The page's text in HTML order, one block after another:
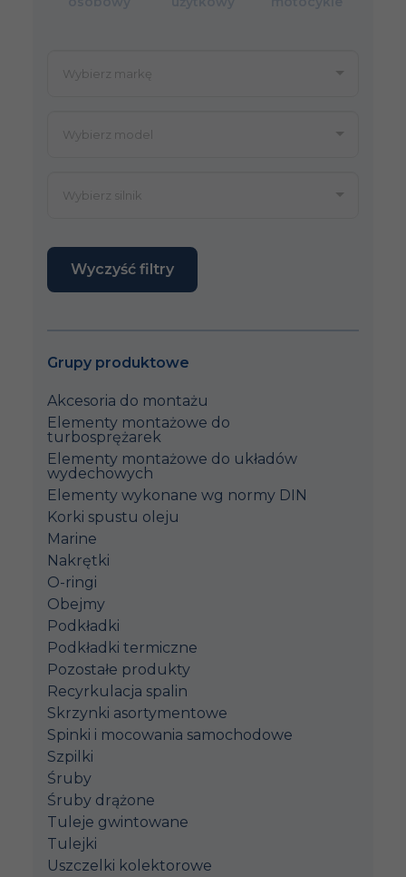
Wyczyść filtry
Grupy produktowe
Akcesoria do montażu
Elementy montażowe do
turbosprężarek
Elementy montażowe do układów
wydechowych
Elementy wykonane wg normy DIN
Korki spustu oleju
Marine
Nakrętki
O-ringi
Obejmy
Podkładki
Podkładki termiczne
Pozostałe produkty
Recyrkulacja spalin
Skrzynki asortymentowe
Spinki i mocowania samochodowe
Szpilki
Śruby
Śruby drążone
Tuleje gwintowane
Tulejki
Uszczelki kolektorowe